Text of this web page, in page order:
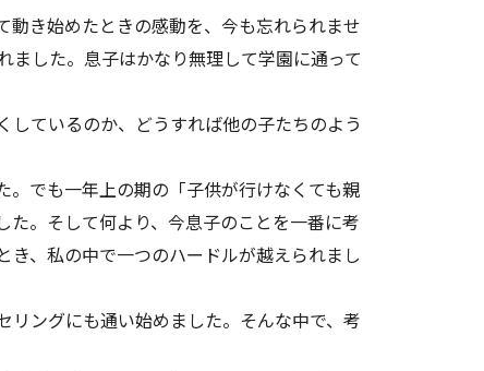
き始めたときの感動を、今も忘れられませ
した。息子はかなり無理して学園に通って
ているのか、どうすれば他の子たちのよう
でも一年上の期の「子供が行けなくても親
。そして何より、今息子のことを一番に考
、私の中で一つのハードルが越えられまし
ングにも通い始めました。そんな中で、考